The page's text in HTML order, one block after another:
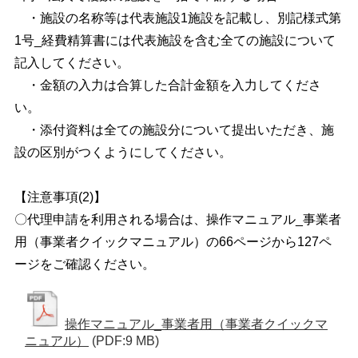
・施設の名称等は代表施設1施設を記載し、別記様式第
1号_経費精算書には代表施設を含む全ての施設について
記入してください。
・金額の入力は合算した合計金額を入力してくださ
い。
・添付資料は全ての施設分について提出いただき、施
設の区別がつくようにしてください。
【注意事項(2)】
〇代理申請を利用される場合は、操作マニュアル_事業者
用（事業者クイックマニュアル）の66ページから127ペ
ージをご確認ください。
操作マニュアル_事業者用（事業者クイックマ
ニュアル）
(PDF:9 MB)